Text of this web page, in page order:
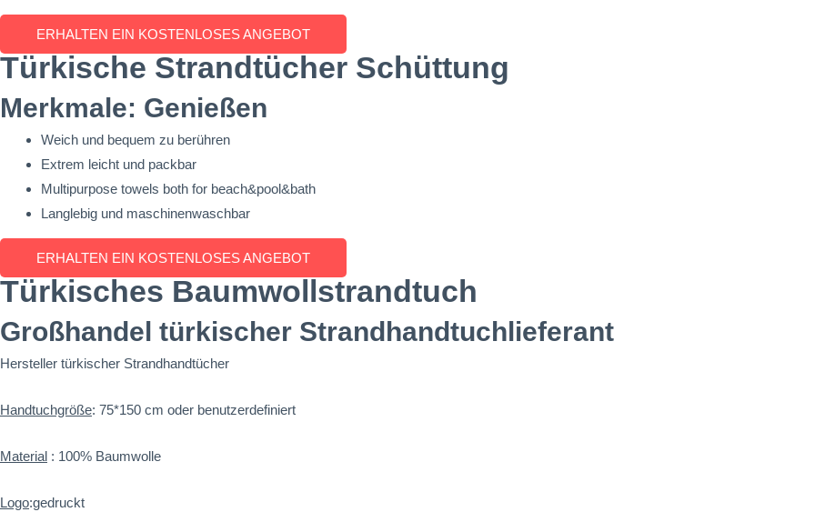
ERHALTEN EIN KOSTENLOSES ANGEBOT
Türkische Strandtücher Schüttung
Merkmale: Genießen
Weich und bequem zu berühren
Extrem leicht und packbar
Multipurpose towels both for beach&pool&bath
Langlebig und maschinenwaschbar
ERHALTEN EIN KOSTENLOSES ANGEBOT
Türkisches Baumwollstrandtuch
Großhandel türkischer Strandhandtuchlieferant
Hersteller türkischer Strandhandtücher
Handtuchgröße: 75*150 cm oder benutzerdefiniert
Material : 100% Baumwolle
Logo:gedruckt